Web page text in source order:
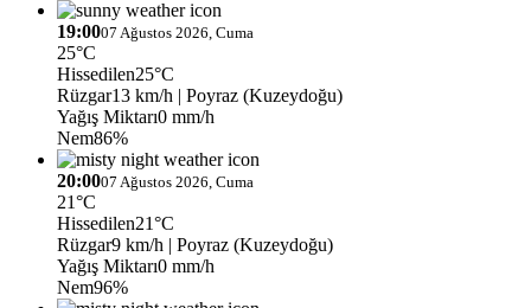
19:0007 Ağustos 2026, Cuma
25°C
Hissedilen25°C
Rüzgar13 km/h | Poyraz (Kuzeydoğu)
Yağış Miktarı0 mm/h
Nem86%
20:0007 Ağustos 2026, Cuma
21°C
Hissedilen21°C
Rüzgar9 km/h | Poyraz (Kuzeydoğu)
Yağış Miktarı0 mm/h
Nem96%